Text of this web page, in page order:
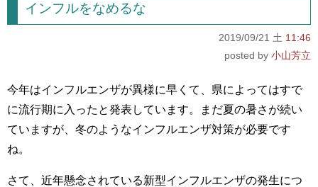
インフルをなめるな
2019/09/21 土 11:46
小山芳立
今年はインフルエンザが異様に早くて、県によってはすで
に流行期に入ったと発表しています。まだ夏の暑さが続い
ていますが、冬のようなインフルエンザ対策が必要です
ね。
さて、近年懸念されている新型インフルエンザの発生につ